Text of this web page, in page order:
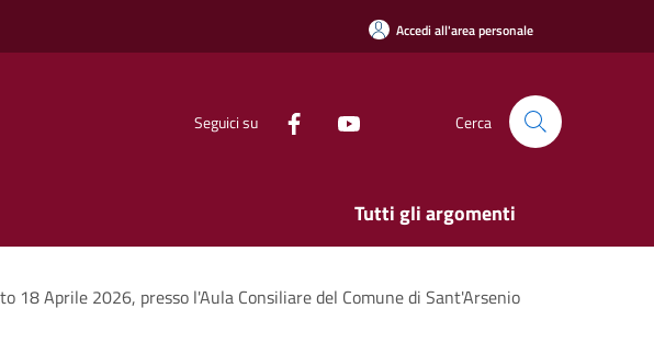
Accedi all'area personale
Seguici su Cerca
Tutti gli argomenti
18 Aprile 2026, presso l'Aula Consiliare del Comune di Sant'Arsenio